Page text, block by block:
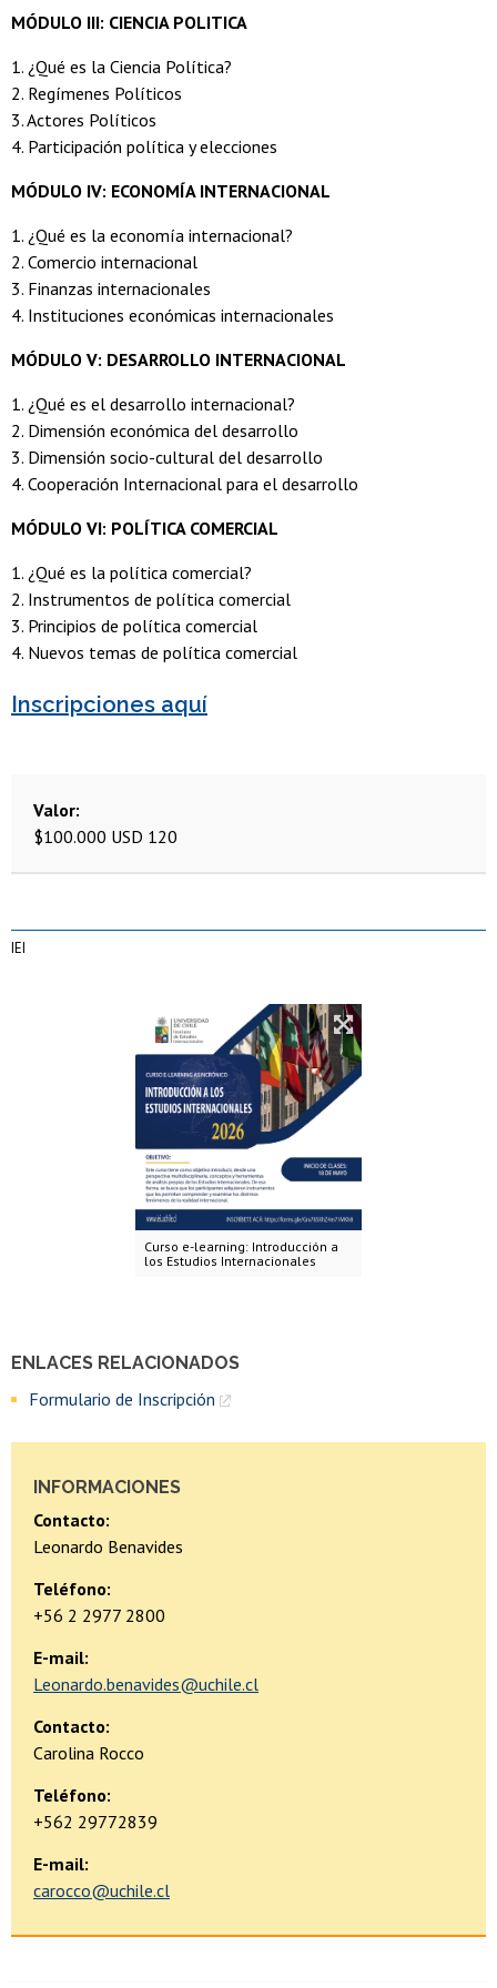
Curso e-learning: Introducción a
los Estudios Internacionales
ENLACES RELACIONADOS
Formulario de Inscripción
INFORMACIONES
Contacto:
Leonardo Benavides
Teléfono:
+56 2 2977 2800
E-mail:
Leonardo.benavides@uchile.cl
Contacto:
Carolina Rocco
Teléfono:
+562 29772839
E-mail:
carocco@uchile.cl
MÓDULO III: CIENCIA POLITICA
1. ¿Qué es la Ciencia Política?
2. Regímenes Políticos
3. Actores Políticos
4. Participación política y elecciones
MÓDULO IV: ECONOMÍA INTERNACIONAL
1. ¿Qué es la economía internacional?
2. Comercio internacional
3. Finanzas internacionales
4. Instituciones económicas internacionales
MÓDULO V: DESARROLLO INTERNACIONAL
1. ¿Qué es el desarrollo internacional?
2. Dimensión económica del desarrollo
3. Dimensión socio-cultural del desarrollo
4. Cooperación Internacional para el desarrollo
MÓDULO VI: POLÍTICA COMERCIAL
1. ¿Qué es la política comercial?
2. Instrumentos de política comercial
3. Principios de política comercial
4. Nuevos temas de política comercial
Inscripciones aquí
Valor
$100.000 USD 120
IEI